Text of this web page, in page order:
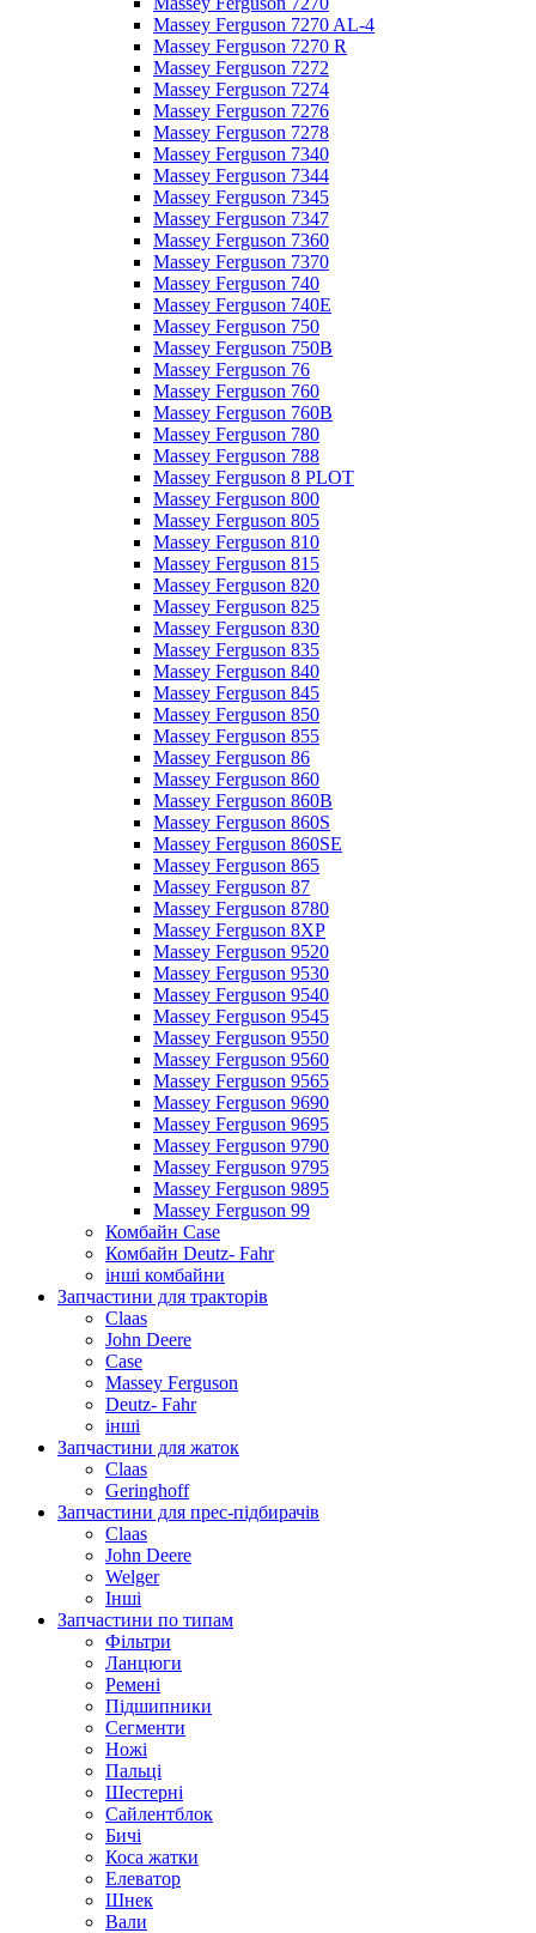
Massey Ferguson 7270 AL-4
Massey Ferguson 7270 R
Massey Ferguson 7272
Massey Ferguson 7274
Massey Ferguson 7276
Massey Ferguson 7278
Massey Ferguson 7340
Massey Ferguson 7344
Massey Ferguson 7345
Massey Ferguson 7347
Massey Ferguson 7360
Massey Ferguson 7370
Massey Ferguson 740
Massey Ferguson 740E
Massey Ferguson 750
Massey Ferguson 750B
Massey Ferguson 76
Massey Ferguson 760
Massey Ferguson 760B
Massey Ferguson 780
Massey Ferguson 788
Massey Ferguson 8 PLOT
Massey Ferguson 800
Massey Ferguson 805
Massey Ferguson 810
Massey Ferguson 815
Massey Ferguson 820
Massey Ferguson 825
Massey Ferguson 830
Massey Ferguson 835
Massey Ferguson 840
Massey Ferguson 845
Massey Ferguson 850
Massey Ferguson 855
Massey Ferguson 86
Massey Ferguson 860
Massey Ferguson 860B
Massey Ferguson 860S
Massey Ferguson 860SE
Massey Ferguson 865
Massey Ferguson 87
Massey Ferguson 8780
Massey Ferguson 8XP
Massey Ferguson 9520
Massey Ferguson 9530
Massey Ferguson 9540
Massey Ferguson 9545
Massey Ferguson 9550
Massey Ferguson 9560
Massey Ferguson 9565
Massey Ferguson 9690
Massey Ferguson 9695
Massey Ferguson 9790
Massey Ferguson 9795
Massey Ferguson 9895
Massey Ferguson 99
Комбайн Case
Комбайн Deutz- Fahr
інші комбайни
Запчастини для тракторів
Claas
John Deere
Case
Massey Ferguson
Deutz- Fahr
інші
Запчастини для жаток
Claas
Geringhoff
Запчастини для прес-підбирачів
Claas
John Deere
Welger
Інші
Запчастини по типам
Фільтри
Ланцюги
Ремені
Підшипники
Сегменти
Ножі
Пальці
Шестерні
Сайлентблок
Бичі
Коса жатки
Елеватор
Шнек
Вали